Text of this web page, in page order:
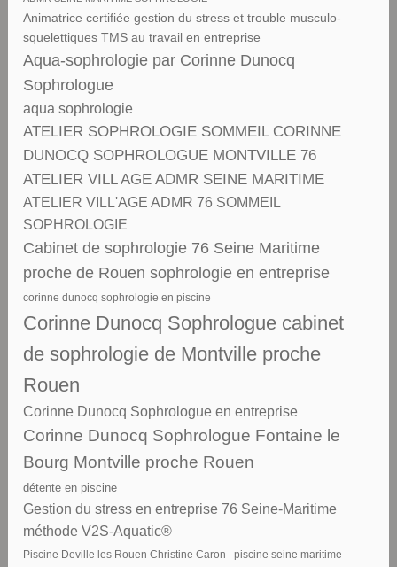
Animatrice certifiée gestion du stress et trouble musculo-
squelettiques TMS au travail en entreprise
Aqua-sophrologie par Corinne Dunocq
Sophrologue
aqua sophrologie
ATELIER SOPHROLOGIE SOMMEIL CORINNE
DUNOCQ SOPHROLOGUE MONTVILLE 76
ATELIER VILL AGE ADMR SEINE MARITIME
ATELIER VILL'AGE ADMR 76 SOMMEIL
SOPHROLOGIE
Cabinet de sophrologie 76 Seine Maritime
proche de Rouen sophrologie en entreprise
corinne dunocq sophrologie en piscine
Corinne Dunocq Sophrologue cabinet
de sophrologie de Montville proche
Rouen
Corinne Dunocq Sophrologue en entreprise
Corinne Dunocq Sophrologue Fontaine le
Bourg Montville proche Rouen
détente en piscine
Gestion du stress en entreprise 76 Seine-Maritime
méthode V2S-Aquatic®
Piscine Deville les Rouen Christine Caron piscine seine maritime